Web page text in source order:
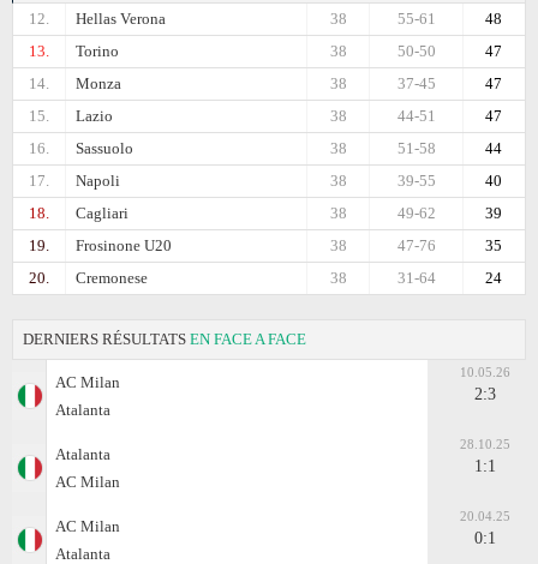
12.
Hellas Verona 48
55-61
38
13.
Torino 47
50-50
38
14.
Monza 47
37-45
38
15.
Lazio 47
44-51
38
16.
Sassuolo 44
51-58
38
17.
Napoli 40
39-55
38
18.
Cagliari 39
49-62
38
19.
Frosinone U20 35
47-76
38
20.
Cremonese 24
31-64
38
DERNIERS RÉSULTATS EN FACE A FACE
AC Milan
Atalanta
10.05.26
2:3
Atalanta
AC Milan
28.10.25
1:1
AC Milan
Atalanta
20.04.25
0:1